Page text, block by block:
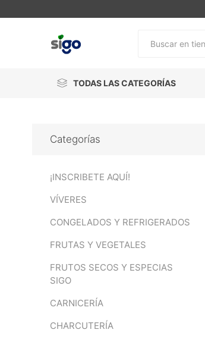
TODAS LAS CATEGORÍAS
Categorías
¡INSCRIBETE AQUÍ!
VÍVERES
CONGELADOS Y REFRIGERADOS
FRUTAS Y VEGETALES
FRUTOS SECOS Y ESPECIAS
SIGO
CARNICERÍA
CHARCUTERÍA